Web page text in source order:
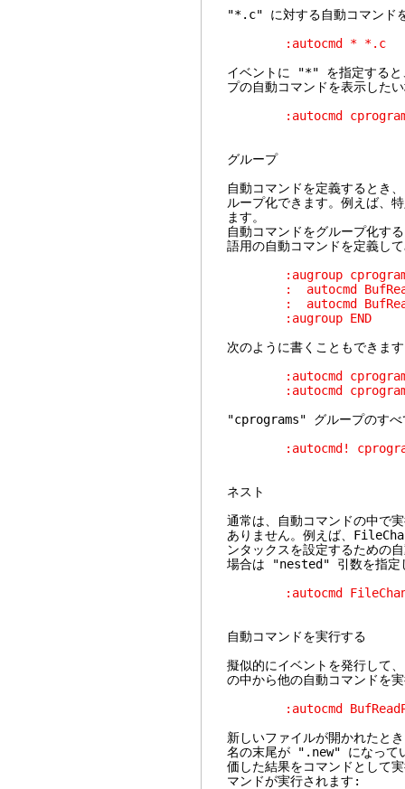
"*.c" に対する自動コマンド
:autocmd * *.c
イベントに "*" を指定すると
プの自動コマンドを表示した
:autocmd
グループ
自動コマンドを定義するとき、
ループ化できます。例えば、
ます。
自動コマンドをグループ化
語用の自動コマンドを定義し
:augroup
: autocmd
: autocmd
:augroup END
次のように書くこともできま
:autocmd cprograms
:autocmd cprograms
"cprograms" グループのすべ
:autocmd!
ネスト
通常は、自動コマンドの中で
ありません。例えば、
ンタックスを設定するための
場合は "nested" 引数を指定
:autocmd
自動コマンドを実行する
擬似的にイベントを発行して
の中から他の自動コマンドを
:autocmd
新しいファイルが開かれたと
名の末尾が ".new" になって
価した結果をコマンドとし
マンドが実行されます: